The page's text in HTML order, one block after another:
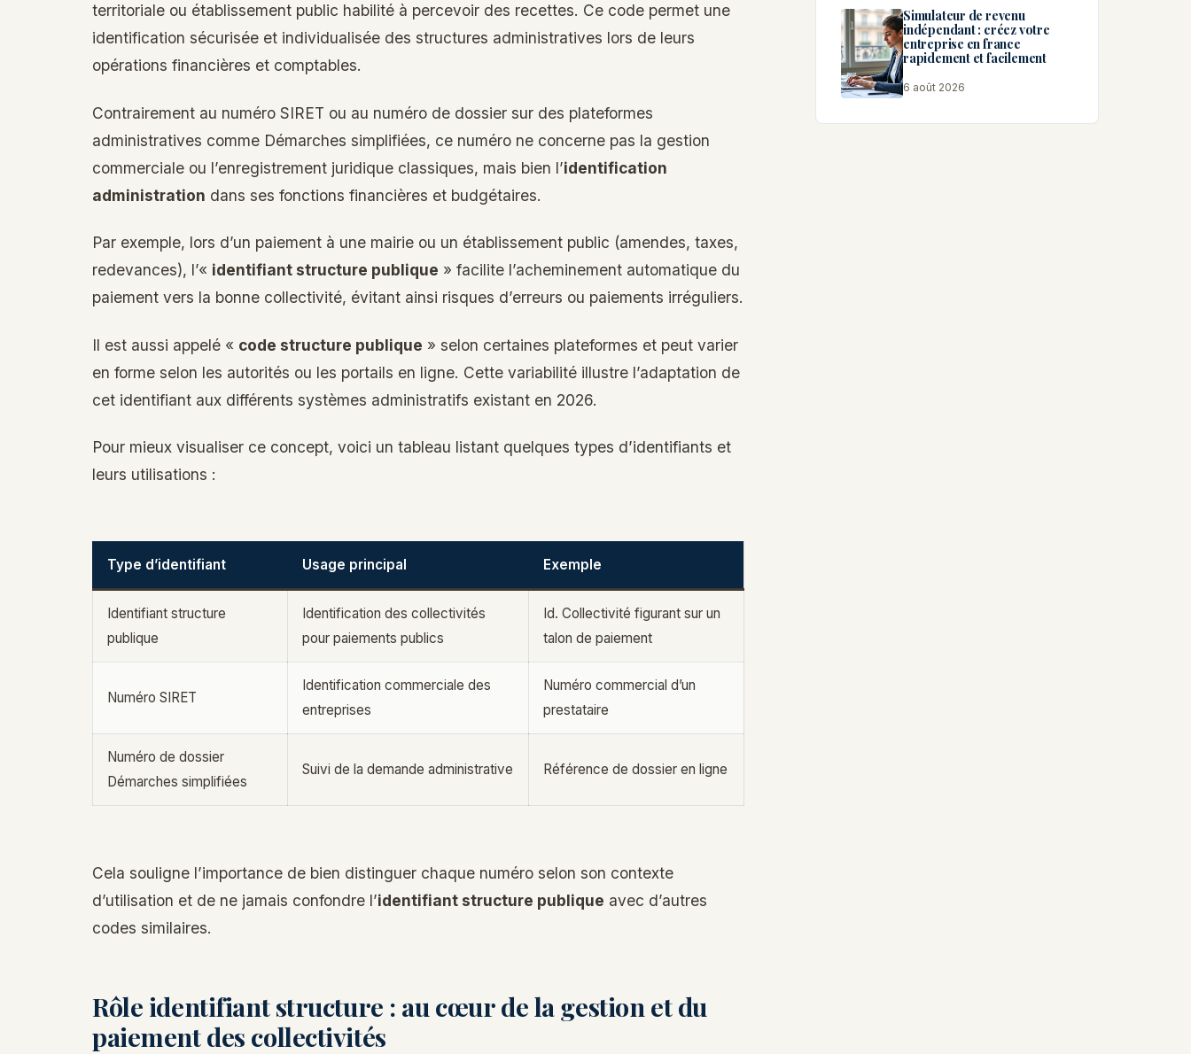
territoriale ou établissement public habilité à percevoir des recettes. Ce code permet une
identification sécurisée et individualisée des structures administratives lors de leurs
opérations financières et comptables.
Contrairement au numéro SIRET ou au numéro de dossier sur des plateformes
administratives comme Démarches simplifiées, ce numéro ne concerne pas la gestion
commerciale ou l’enregistrement juridique classiques, mais bien l’identification
administration dans ses fonctions financières et budgétaires.
Par exemple, lors d’un paiement à une mairie ou un établissement public (amendes, taxes,
redevances), l’« identifiant structure publique » facilite l’acheminement automatique du
paiement vers la bonne collectivité, évitant ainsi risques d’erreurs ou paiements irréguliers.
Il est aussi appelé « code structure publique » selon certaines plateformes et peut varier
en forme selon les autorités ou les portails en ligne. Cette variabilité illustre l’adaptation de
cet identifiant aux différents systèmes administratifs existant en 2026.
Pour mieux visualiser ce concept, voici un tableau listant quelques types d’identifiants et
leurs utilisations :
Type d’identifiant Usage principal Exemple
Identifiant structure
publique
Identification des collectivités
pour paiements publics
Id. Collectivité figurant sur un
talon de paiement
Numéro SIRET
Identification commerciale des
entreprises
Numéro commercial d’un
prestataire
Numéro de dossier
Démarches simplifiées
Suivi de la demande administrative Référence de dossier en ligne
Cela souligne l’importance de bien distinguer chaque numéro selon son contexte
d’utilisation et de ne jamais confondre l’identifiant structure publique avec d’autres
codes similaires.
Rôle identifiant structure : au cœur de la gestion et du
paiement des collectivités
Simulateur de revenu
indépendant : créez votre
entreprise en france
rapidement et facilement
6 août 2026